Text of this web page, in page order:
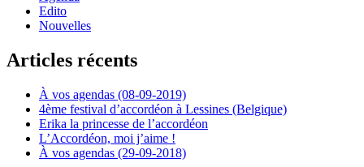
Edito
Nouvelles
Articles récents
À vos agendas (08-09-2019)
4ème festival d’accordéon à Lessines (Belgique)
Erika la princesse de l’accordéon
L’Accordéon, moi j’aime !
À vos agendas (29-09-2018)